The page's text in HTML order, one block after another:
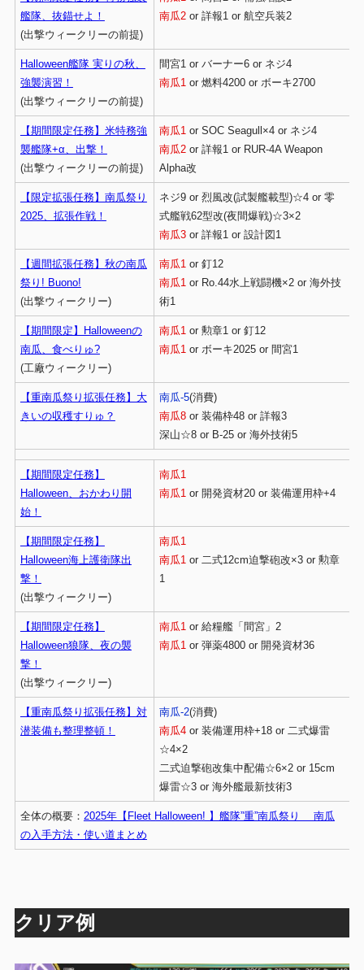
艦隊、抜錨せよ！
(出撃ウィークリーの前提)
南瓜2or 詳報1 or 航空兵装2
Halloween艦隊 実りの秋、
強襲演習！
(出撃ウィークリーの前提)
間宮1 or バーナー6 or ネジ4
南瓜1or 燃料4200 or ボーキ2700
【期間限定任務】米特務強
襲艦隊+α、出撃！
(出撃ウィークリーの前提)
南瓜1or SOC Seagull×4 or ネジ4
南瓜2or 詳報1 or RUR-4A Weapon
Alpha改
【限定拡張任務】南瓜祭り
2025、拡張作戦！
ネジ9 or 烈風改(試製艦載型)☆4 or 零
式艦戦62型改(夜間爆戦)☆3×2
南瓜3or 詳報1 or 設計図1
【週間拡張任務】秋の南瓜
祭り! Buono!
(出撃ウィークリー)
南瓜1or 釘12
南瓜1or Ro.44水上戦闘機×2 or 海外技
術1
【期間限定】Halloweenの
南瓜、食べりゅ?
(工廠ウィークリー)
南瓜1or 勲章1 or 釘12
南瓜1or ボーキ2025 or 間宮1
【重南瓜祭り拡張任務】大
きいの収穫すりゅ？
南瓜-5(消費)
南瓜8or 装備枠48 or 詳報3
深山☆8 or B-25 or 海外技術5
【期間限定任務】
Halloween、おかわり開
始！
南瓜1
南瓜1or 開発資材20 or 装備運用枠+4
【期間限定任務】
Halloween海上護衛隊出
撃！
(出撃ウィークリー)
南瓜1
南瓜1or 二式12cm迫撃砲改×3 or 勲章
1
【期間限定任務】
Halloween狼隊、夜の襲
撃！
(出撃ウィークリー)
南瓜1or 給糧艦「間宮」2
南瓜1or 弾薬4800 or 開発資材36
【重南瓜祭り拡張任務】対
潜装備も整理整頓！
南瓜-2(消費)
南瓜4or 装備運用枠+18 or 二式爆雷
☆4×2
二式迫撃砲改集中配備☆6×2 or 15cm
爆雷☆3 or 海外艦最新技術3
全体の概要： 2025年【Fleet Halloween! 】艦隊”重”南瓜祭り 南瓜
の入手方法・使い道まとめ
クリア例